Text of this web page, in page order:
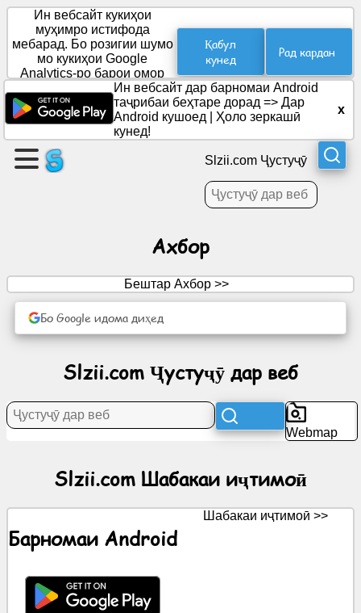
Саҳифа
эҷод
кунед
Эҷоди
гурӯҳ
Вақтхушӣ
Шабакаи
Ахбор
Вики
Тамос
Ин вебсайт кукиҳои
муҳимро истифода
мебарад. Бо розигии шумо
мо кукиҳои Google
Analytics-ро барои омор
ҷойгир мекунем.
Қабул
кунед
Рад кардан
Ин вебсайт дар барномаи Android
таҷрибаи беҳтаре дорад => Дар
Android кушоед
Ҳоло зеркашӣ
кунед!
x
Slzii.com Ҷустуҷӯ
Ахбор
Бештар Ахбор >>
Бо Google идома диҳед
Slzii.com Ҷустуҷӯ дар веб
Webmap
Slzii.com Шабакаи иҷтимоӣ
Барномаи Android
Шабакаи иҷтимоӣ >>